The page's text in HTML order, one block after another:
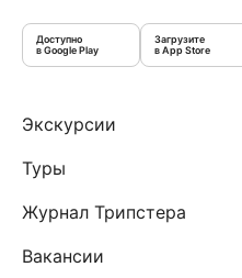
Доступно
в Google Play
Загрузите
в App Store
Экскурсии
Туры
Журнал Трипстера
Вакансии